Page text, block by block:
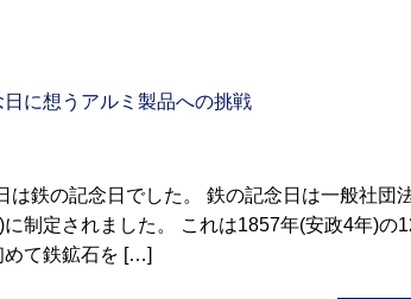
日に想うアルミ製品への挑戦
は鉄の記念日でした。 鉄の記念日は一般社団
制定されました。 これは1857年(安政4年)の
めて鉄鉱石を […]